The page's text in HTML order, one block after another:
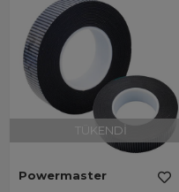
TÜKENDI
Powermaster